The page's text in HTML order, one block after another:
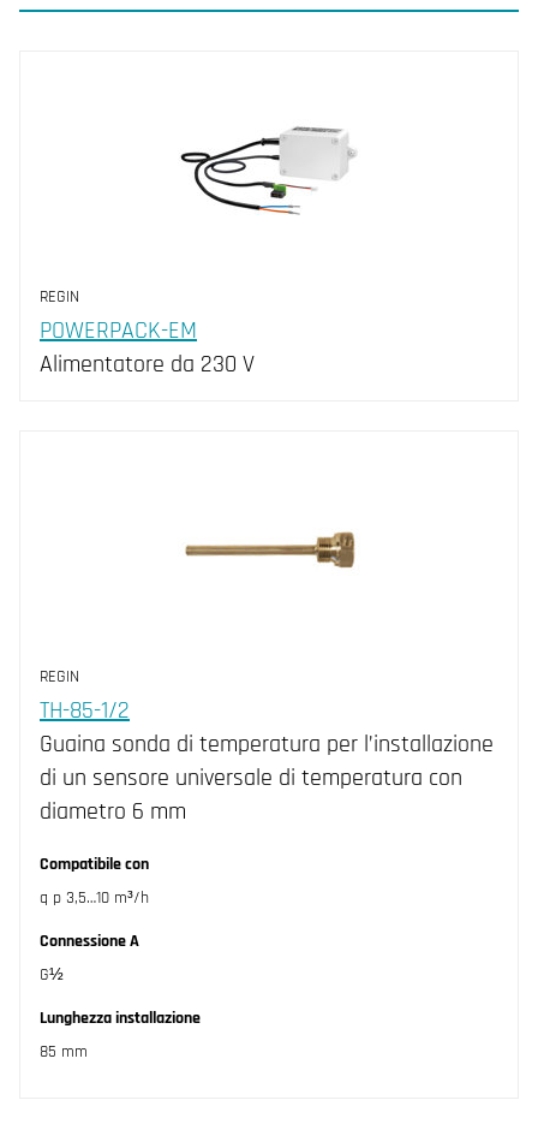
REGIN
POWERPACK-EM
Alimentatore da 230 V
REGIN
TH-85-1/2
Guaina sonda di temperatura per l’installazione
di un sensore universale di temperatura con
diametro 6 mm
Compatibile con
q p 3,5…10 m³/h
Connessione A
G½
Lunghezza installazione
85 mm